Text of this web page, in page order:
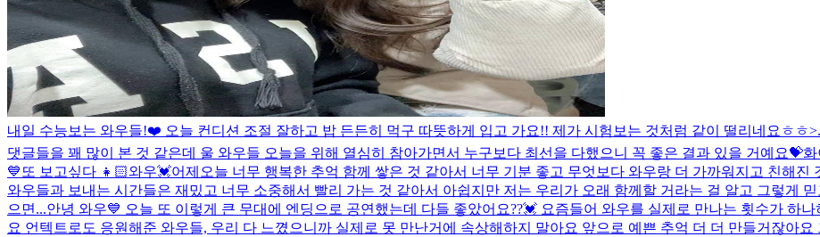
내일 수능보는 와우들!❤️ 오늘 컨디션 조절 잘하고 밥 든든히 먹구 따뜻하게 입고 가요!! 제가 시험보는 것처럼 같이 떨리네요ㅎㅎ
댓글들을 꽤 많이 본 것 같은데 울 와우들 오늘을 위해 열심히 참아가면서 누구보다 최선을 다했으니 꼭 좋은 결과 있을 거예요💝
💙 또 보고싶다 👧🏻와우💓어제오늘 너무 행복한 추억 함께 쌓은 것 같아서 너무 기분 좋고 무엇보다 와우랑 더 가까워지고 친해
와우들과 보내는 시간들은 재밌고 너무 소중해서 빨리 가는 것 같아서 아쉽지만 저는 우리가 오래 함께할 거라는 걸 알고 그렇게
으면...안녕 와우💙 오늘 또 이렇게 큰 무대에 엔딩으로 공연했는데 다들 좋았어요??💓 요즘들어 와우를 실제로 만나는 횟수가 하
요 언텍트로도 응원해준 와우들, 우리 다 느꼈으니까 실제로 못 만난거에 속상해하지 말아요 앞으로 예쁜 추억 더 더 만들거잖아